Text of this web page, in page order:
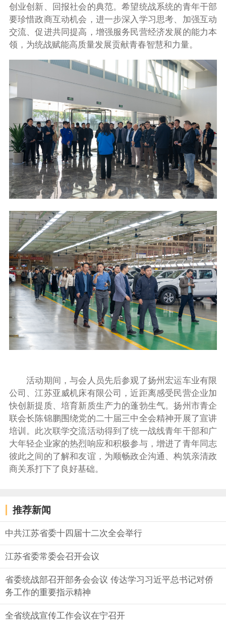
创业创新、回报社会的典范。希望统战系统的青年干部
要珍惜政商互动机会，进一步深入学习思考、加强互动
交流、促进共同提高，增强服务民营经济发展的能力本
领，为统战赋能高质量发展贡献青春智慧和力量。
活动期间，与会人员先后参观了扬州宏运车业有限
公司、江苏亚威机床有限公司，近距离感受民营企业加
快创新提质、培育新质生产力的蓬勃生气。扬州市青企
联会长陈锦鹏围绕党的二十届三中全会精神开展了宣讲
培训。此次联学交流活动得到了统一战线青年干部和广
大年轻企业家的热烈响应和积极参与，增进了青年同志
彼此之间的了解和友谊，为顺畅政企沟通、构筑亲清政
商关系打下了良好基础。
推荐新闻
中共江苏省委十四届十二次全会举行
江苏省委常委会召开会议
省委统战部召开部务会会议 传达学习习近平总书记对侨
务工作的重要指示精神
全省统战宣传工作会议在宁召开